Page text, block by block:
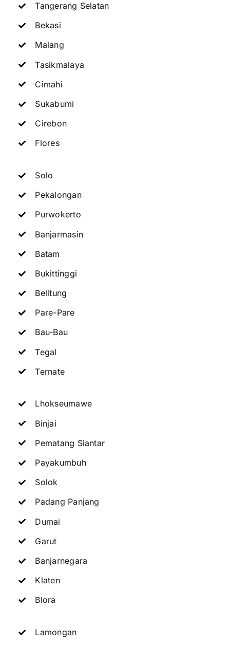
Tangerang Selatan
Bekasi
Malang
Tasikmalaya
Cimahi
Sukabumi
Cirebon
Flores
Solo
Pekalongan
Purwokerto
Banjarmasin
Batam
Bukittinggi
Belitung
Pare-Pare
Bau-Bau
Tegal
Ternate
Lhokseumawe
Binjai
Pematang Siantar
Payakumbuh
Solok
Padang Panjang
Dumai
Garut
Banjarnegara
Klaten
Blora
Lamongan